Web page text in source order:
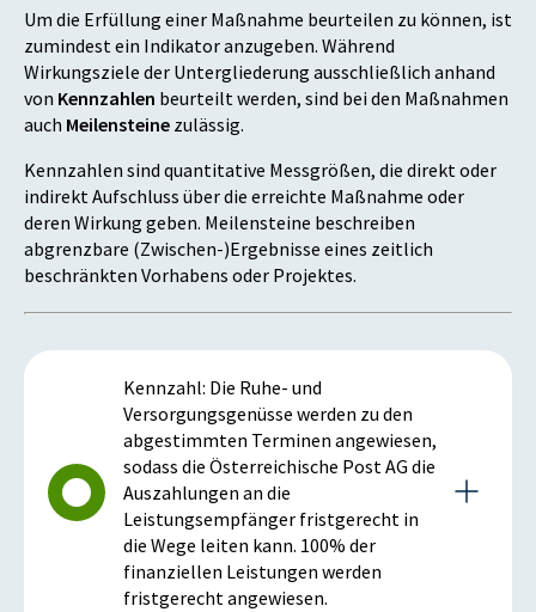
Um die Erfüllung einer Maßnahme beurteilen zu können, ist
zumindest ein Indikator anzugeben. Während
Wirkungsziele der Untergliederung ausschließlich anhand
von Kennzahlen beurteilt werden, sind bei den Maßnahmen
auch Meilensteine zulässig.
Kennzahlen sind quantitative Messgrößen, die direkt oder
indirekt Aufschluss über die erreichte Maßnahme oder
deren Wirkung geben. Meilensteine beschreiben
abgrenzbare (Zwischen-)Ergebnisse eines zeitlich
beschränkten Vorhabens oder Projektes.
Kennzahl: Die Ruhe- und
Versorgungsgenüsse werden zu den
abgestimmten Terminen angewiesen,
sodass die Österreichische Post AG die
Auszahlungen an die
Leistungsempfänger fristgerecht in
die Wege leiten kann. 100% der
finanziellen Leistungen werden
fristgerecht angewiesen.